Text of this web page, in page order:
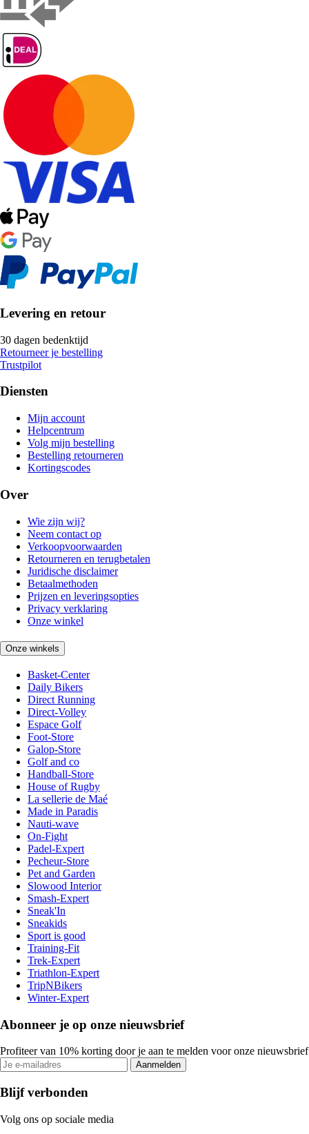
Levering en retour
30 dagen bedenktijd
Retourneer je bestelling
Trustpilot
Diensten
Mijn account
Helpcentrum
Volg mijn bestelling
Bestelling retourneren
Kortingscodes
Over
Wie zijn wij?
Neem contact op
Verkoopvoorwaarden
Retourneren en terugbetalen
Juridische disclaimer
Betaalmethoden
Prijzen en leveringsopties
Privacy verklaring
Onze winkel
Onze winkels
Basket-Center
Daily Bikers
Direct Running
Direct-Volley
Espace Golf
Foot-Store
Galop-Store
Golf and co
Handball-Store
House of Rugby
La sellerie de Maé
Made in Paradis
Nauti-wave
On-Fight
Padel-Expert
Pecheur-Store
Pet and Garden
Slowood Interior
Smash-Expert
Sneak'In
Sneakids
Sport is good
Training-Fit
Trek-Expert
Triathlon-Expert
TripNBikers
Winter-Expert
Abonneer je op onze nieuwsbrief
Profiteer van 10% korting door je aan te melden voor onze nieuwsbrief
Aanmelden
Blijf verbonden
Volg ons op sociale media